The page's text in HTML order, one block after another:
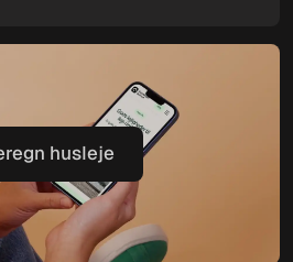
husleje
husleje